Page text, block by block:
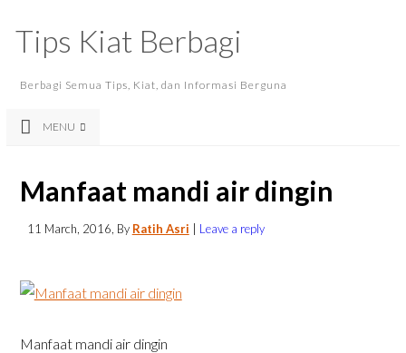
Tips Kiat Berbagi
Berbagi Semua Tips, Kiat, dan Informasi Berguna
MENU
Manfaat mandi air dingin
11 March, 2016 , By Ratih Asri Leave a reply
Manfaat mandi air dingin